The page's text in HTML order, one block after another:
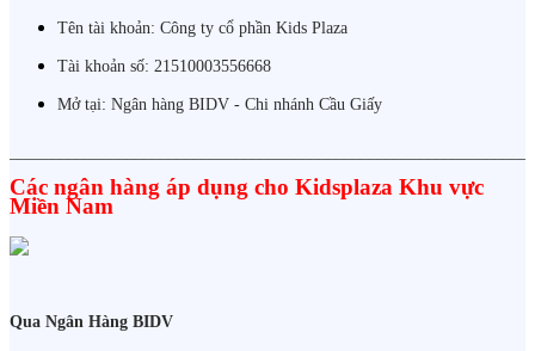
Tên tài khoản: Công ty cổ phần Kids Plaza
Tài khoản số: 21510003556668
Mở tại: Ngân hàng BIDV - Chi nhánh Cầu Giấy
Các ngân hàng áp dụng cho Kidsplaza Khu vực
Miền Nam
Qua Ngân Hàng BIDV